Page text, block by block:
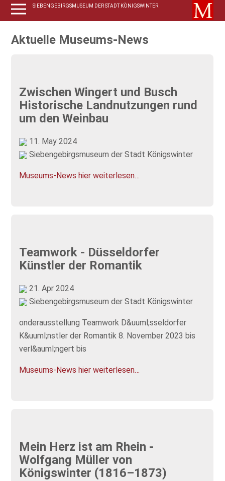
SIEBENGEBIRGSMUSEUM DER STADT KÖNIGSWINTER
Aktuelle Museums-News
Zwischen Wingert und Busch
Historische Landnutzungen rund
um den Weinbau
11. May 2024
Siebengebirgsmuseum der Stadt Königswinter
Museums-News hier weiterlesen…
Teamwork - Düsseldorfer
Künstler der Romantik
21. Apr 2024
Siebengebirgsmuseum der Stadt Königswinter
onderausstellung Teamwork D&uuml;sseldorfer
K&uuml;nstler der Romantik 8. November 2023 bis
verl&auml;ngert bis
Museums-News hier weiterlesen…
Mein Herz ist am Rhein -
Wolfgang Müller von
Königswinter (1816–1873)